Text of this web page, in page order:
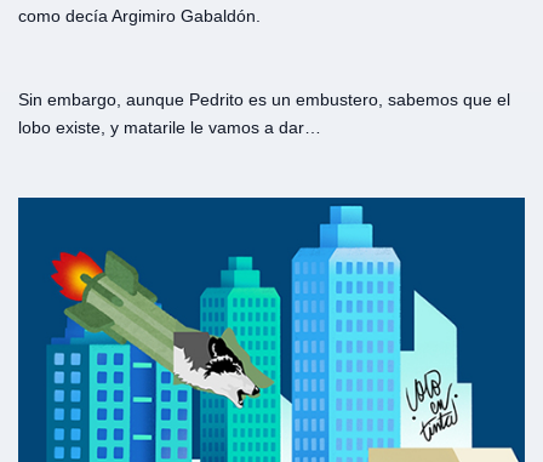
como decía Argimiro Gabaldón.
Sin embargo, aunque Pedrito es un embustero, sabemos que el
lobo existe, y matarile le vamos a dar…